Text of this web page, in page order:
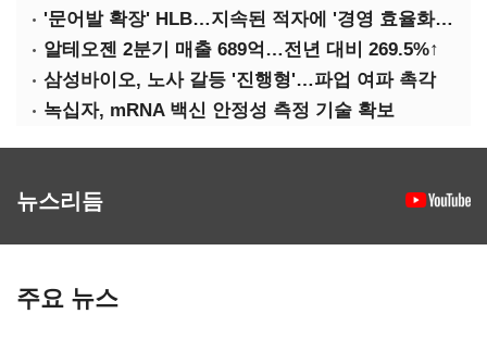
'문어발 확장' HLB…지속된 적자에 '경영 효율화' 관건
알테오젠 2분기 매출 689억…전년 대비 269.5%↑
삼성바이오, 노사 갈등 '진행형'…파업 여파 촉각
녹십자, mRNA 백신 안정성 측정 기술 확보
뉴스리듬
주요 뉴스